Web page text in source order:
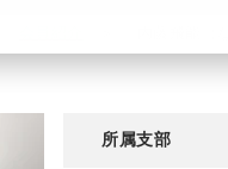
所属支部